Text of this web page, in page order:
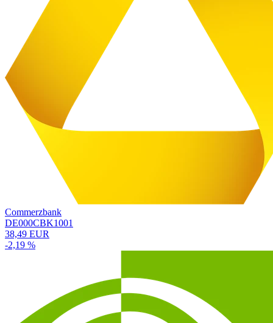
Commerzbank
DE000CBK1001
38,49 EUR
-2,19 %